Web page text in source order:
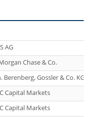
AG
Chase & Co.
Berenberg, Gossler & Co. KG
Capital Markets
Capital Markets